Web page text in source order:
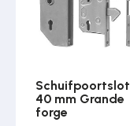
Schuifpoortslot
40 mm Grande
forge